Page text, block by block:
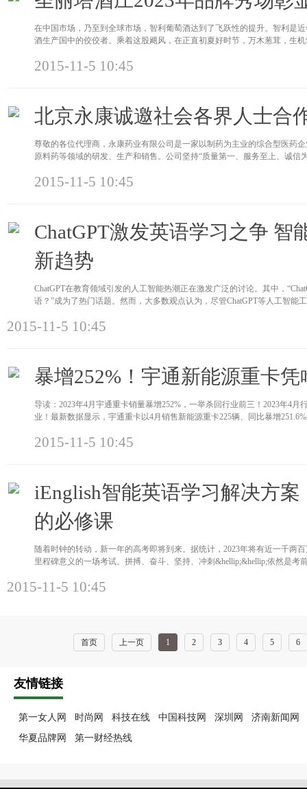
在中国市场，乃至到全球市场，智利葡萄酒达到了飞跃性的提升。智利是
酒生产国中的佼佼者。乘着这股飓风，在正直初夏好时节，万木葱茸，生
2015-11-5 10:45
北京永康诚邀社会各界人士合
尊敬的各位代理商，永康药业有限公司是一家以制药为主业的综合型医药
原料药等领域的研发、生产和销售。公司坚持“质量第一、服务至上、诚信
2015-11-5 10:45
ChatGPT激发英语学习之争 智
新趋势
ChatGPT在教育领域引发的人工智能热潮正在激发广泛的讨论。其中，
语？”成为了热门话题。然而，大多数观点认为，尽管ChatGPT等人工智能
2015-11-5 10:45
暴增252%！宇通新能源重卡
导读：2023年4月宇通重卡销量暴增252%，一举杀回行业前三！2023年4
业！最新数据显示，宇通重卡以4月销售新能源重卡225辆、同比暴增
2015-11-5 10:45
iEnglish智能英语学习解决方
的必修课
随着时钟的转动，新一年的高考即将到来。据统计，2023年将有近一千两
里程碑意义的一场考试。拼搏、奋斗、坚持、冲刺&hellip;&hellip;依然是考
2015-11-5 10:45
首页 上一页 1 2 3 4 5 6
友情链接
第一女人网 时尚网 科技在线 中国科技网 深圳网
济南新闻网
华夏品牌网
第一财经热线